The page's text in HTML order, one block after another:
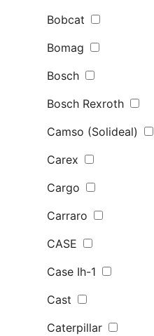
Bobcat
Bomag
Bosch
Bosch Rexroth
Camso (Solideal)
Carex
Cargo
Carraro
CASE
Case Ih-1
Cast
Caterpillar